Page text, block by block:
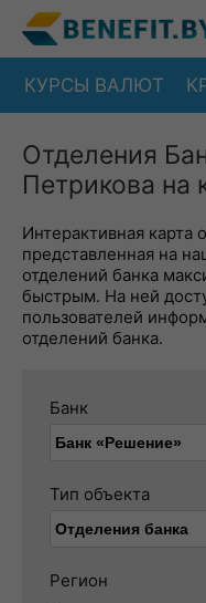
КУРСЫ ВАЛЮТ
Отделения
Петрикова на
Интерактивная карта
представленная на
отделений банка
быстрым. На ней
пользователей
отделений банка.
Банк
Тип объекта
Регион